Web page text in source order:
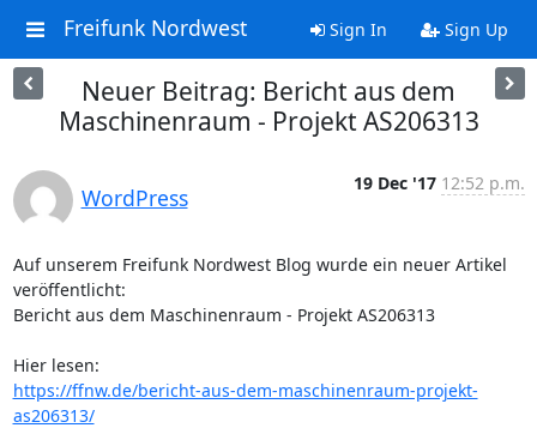
Freifunk Nordwest Sign In Sign Up
Neuer Beitrag: Bericht aus dem
Maschinenraum - Projekt AS206313
WordPress
19 Dec '17 12:52 p.m.
Auf unserem Freifunk Nordwest Blog wurde ein neuer Artikel
veröffentlicht:
Bericht aus dem Maschinenraum - Projekt AS206313
https://ffnw.de/bericht-aus-dem-maschinenraum-projekt-
as206313/